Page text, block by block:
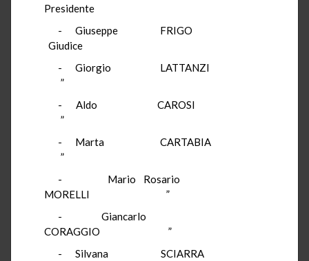
Presidente
- Giuseppe FRIGO
Giudice
- Giorgio LATTANZI
”
- Aldo CAROSI
”
- Marta CARTABIA
”
- Mario Rosario
MORELLI ”
- Giancarlo
CORAGGIO ”
- Silvana SCIARRA